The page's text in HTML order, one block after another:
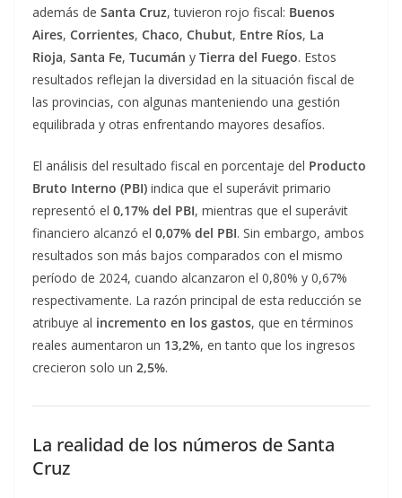
además de Santa Cruz, tuvieron rojo fiscal: Buenos
Aires, Corrientes, Chaco, Chubut, Entre Ríos, La
Rioja, Santa Fe, Tucumán y Tierra del Fuego. Estos
resultados reflejan la diversidad en la situación fiscal de
las provincias, con algunas manteniendo una gestión
equilibrada y otras enfrentando mayores desafíos.
El análisis del resultado fiscal en porcentaje del Producto
Bruto Interno (PBI) indica que el superávit primario
representó el 0,17% del PBI, mientras que el superávit
financiero alcanzó el 0,07% del PBI. Sin embargo, ambos
resultados son más bajos comparados con el mismo
período de 2024, cuando alcanzaron el 0,80% y 0,67%
respectivamente. La razón principal de esta reducción se
atribuye al incremento en los gastos, que en términos
reales aumentaron un 13,2%, en tanto que los ingresos
crecieron solo un 2,5%.
La realidad de los números de Santa
Cruz